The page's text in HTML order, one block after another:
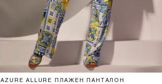
S M
AZURE ALLURE ПЛАЖЕН ПАНТАЛОН